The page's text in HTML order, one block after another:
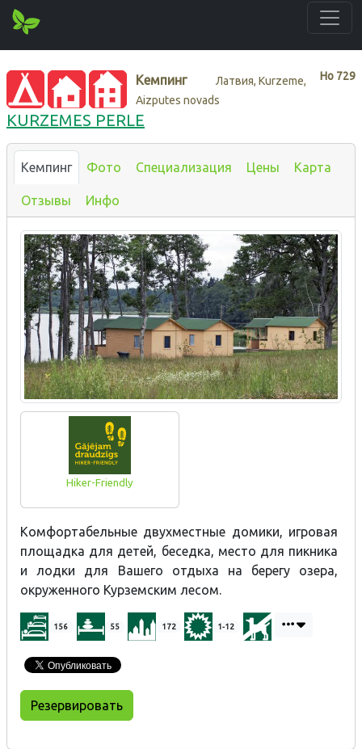
Нo 729
Кемпинг
Латвия, Kurzeme,
Aizputes novads
KURZEMES PERLE
Кемпинг Фото Специализация Цены Карта
Отзывы Инфо
Hiker-Friendly
Комфортабельные двухместные домики, игровая
площадка для детей, беседка, место для пикника
и лодки для Вашего отдыха на берегу озера,
окруженного Курземским лесом.
156 55 172 1-12
Резервировать